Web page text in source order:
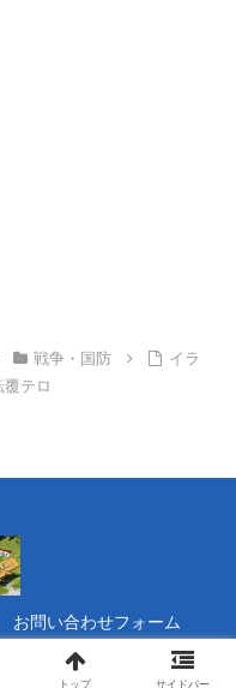
戦争・国防
イラ
テロ
お問い合わせフォーム
運営 All Rights Reserved.
トップ サイドバー